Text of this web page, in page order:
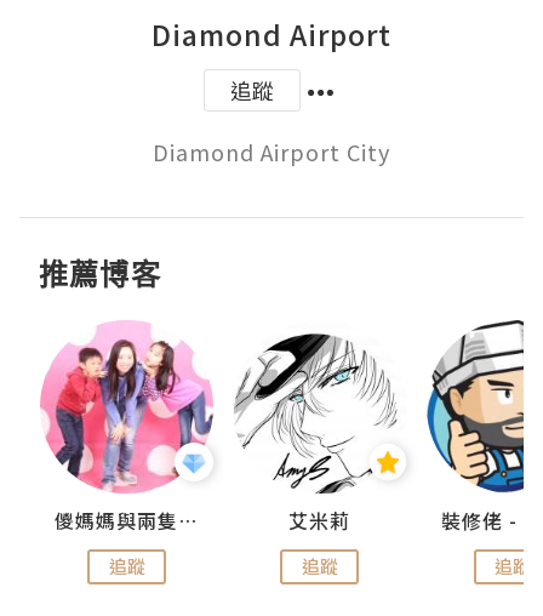
Diamond Airport
追蹤
Diamond Airport City
推薦博客
儍媽媽與兩隻小魔怪之家
追蹤
艾米莉
追蹤 追蹤